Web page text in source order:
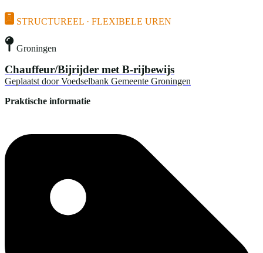
STRUCTUREEL · FLEXIBELE UREN
Groningen
Chauffeur/Bijrijder met B-rijbewijs
Geplaatst door Voedselbank Gemeente Groningen
Praktische informatie